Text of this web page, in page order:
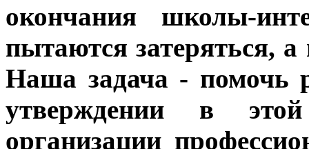
окончания школы-
пытаются затеряться,
Наша задача - помочь
утверждении в
организации